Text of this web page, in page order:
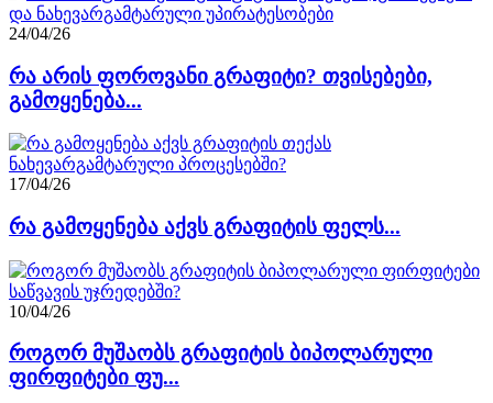
24/04/26
რა არის ფოროვანი გრაფიტი? თვისებები,
გამოყენება...
17/04/26
რა გამოყენება აქვს გრაფიტის ფელს...
10/04/26
როგორ მუშაობს გრაფიტის ბიპოლარული
ფირფიტები ფუ...